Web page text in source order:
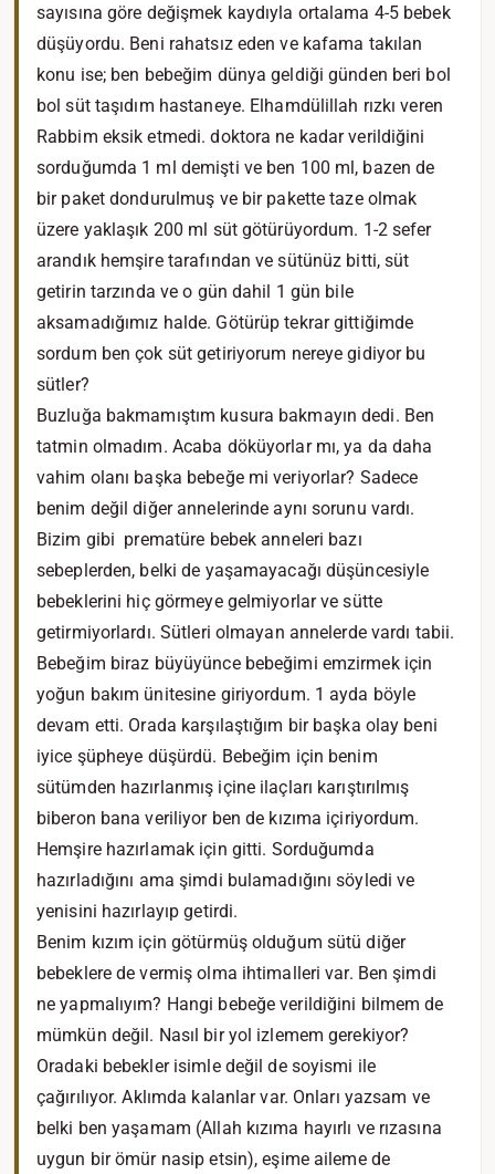
sayısına göre değişmek kaydıyla ortalama 4-5 bebek
düşüyordu. Beni rahatsız eden ve kafama takılan
konu ise; ben bebeğim dünya geldiği günden beri bol
bol süt taşıdım hastaneye. Elhamdülillah rızkı veren
Rabbim eksik etmedi. doktora ne kadar verildiğini
sorduğumda 1 ml demişti ve ben 100 ml, bazen de
bir paket dondurulmuş ve bir pakette taze olmak
üzere yaklaşık 200 ml süt götürüyordum. 1-2 sefer
arandık hemşire tarafından ve sütünüz bitti, süt
getirin tarzında ve o gün dahil 1 gün bile
aksamadığımız halde. Götürüp tekrar gittiğimde
sordum ben çok süt getiriyorum nereye gidiyor bu
sütler?
Buzluğa bakmamıştım kusura bakmayın dedi. Ben
tatmin olmadım. Acaba döküyorlar mı, ya da daha
vahim olanı başka bebeğe mi veriyorlar? Sadece
benim değil diğer annelerinde aynı sorunu vardı.
Bizim gibi prematüre bebek anneleri bazı
sebeplerden, belki de yaşamayacağı düşüncesiyle
bebeklerini hiç görmeye gelmiyorlar ve sütte
getirmiyorlardı. Sütleri olmayan annelerde vardı tabii.
Bebeğim biraz büyüyünce bebeğimi emzirmek için
yoğun bakım ünitesine giriyordum. 1 ayda böyle
devam etti. Orada karşılaştığım bir başka olay beni
iyice şüpheye düşürdü. Bebeğim için benim
sütümden hazırlanmış içine ilaçları karıştırılmış
biberon bana veriliyor ben de kızıma içiriyordum.
Hemşire hazırlamak için gitti. Sorduğumda
hazırladığını ama şimdi bulamadığını söyledi ve
yenisini hazırlayıp getirdi.
Benim kızım için götürmüş olduğum sütü diğer
bebeklere de vermiş olma ihtimalleri var. Ben şimdi
ne yapmalıyım? Hangi bebeğe verildiğini bilmem de
mümkün değil. Nasıl bir yol izlemem gerekiyor?
Oradaki bebekler isimle değil de soyismi ile
çağırılıyor. Aklımda kalanlar var. Onları yazsam ve
belki ben yaşamam (Allah kızıma hayırlı ve rızasına
uygun bir ömür nasip etsin), eşime aileme de